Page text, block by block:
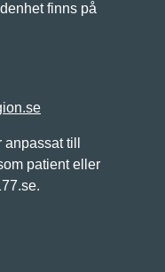
finns på
till
patient eller